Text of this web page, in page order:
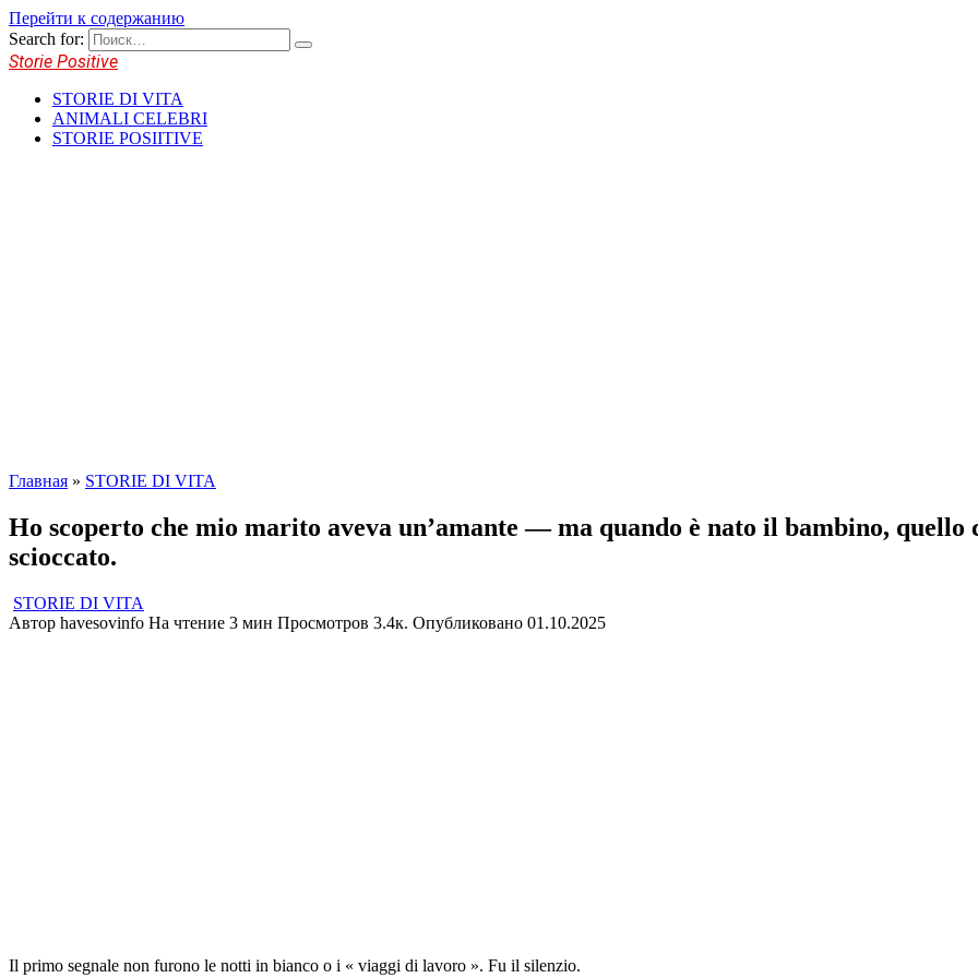
Перейти к содержанию
Search for:
Storie Positive
STORIE DI VITA
ANIMALI CELEBRI
STORIE POSIITIVE
Главная » STORIE DI VITA
Ho scoperto che mio marito aveva un’amante — ma quando è nato il bambino, quello
scioccato.
STORIE DI VITA
Автор havesovinfo На чтение 3 мин Просмотров 3.4к. Опубликовано 01.10.2025
Il primo segnale non furono le notti in bianco o i « viaggi di lavoro ». Fu il silenzio.